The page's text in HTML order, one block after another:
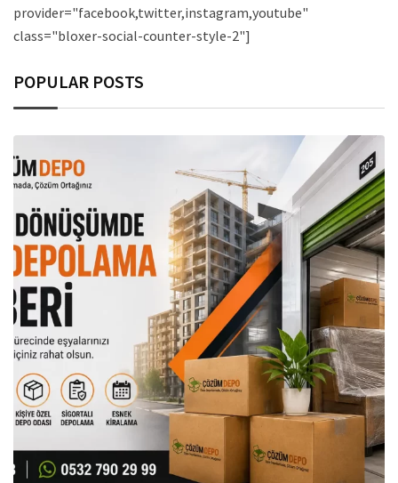
provider="facebook,twitter,instagram,youtube"
class="bloxer-social-counter-style-2"]
POPULAR POSTS